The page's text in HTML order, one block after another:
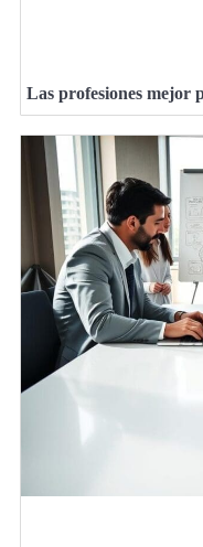
Las profesiones mejor